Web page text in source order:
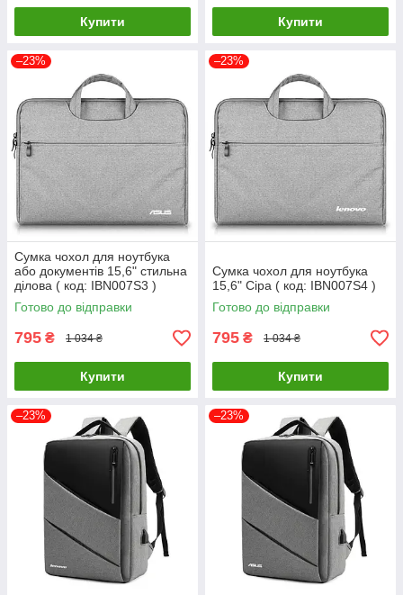
Купити Купити
–23%
Сумка чохол для ноутбука
або документів 15,6" стильна
ділова ( код: IBN007S3 )
Готово до відправки
795 ₴ 1 034 ₴
Купити
–23%
Сумка чохол для ноутбука
15,6" Сіра ( код: IBN007S4 )
Готово до відправки
795 ₴ 1 034 ₴
Купити
–23% –23%